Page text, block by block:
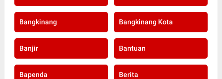
Bangkinang Bangkinang Kota
Banjir Bantuan
Bapenda Berita